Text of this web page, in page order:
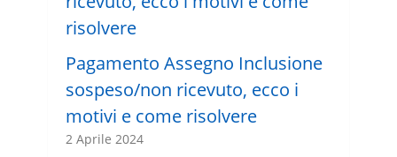
Pagamento Assegno Inclusione
sospeso/non ricevuto, ecco i
motivi e come risolvere
2 Aprile 2024